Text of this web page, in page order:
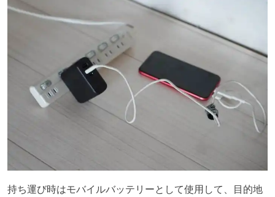
持ち運び時はモバイルバッテリーとして使用して、目的地